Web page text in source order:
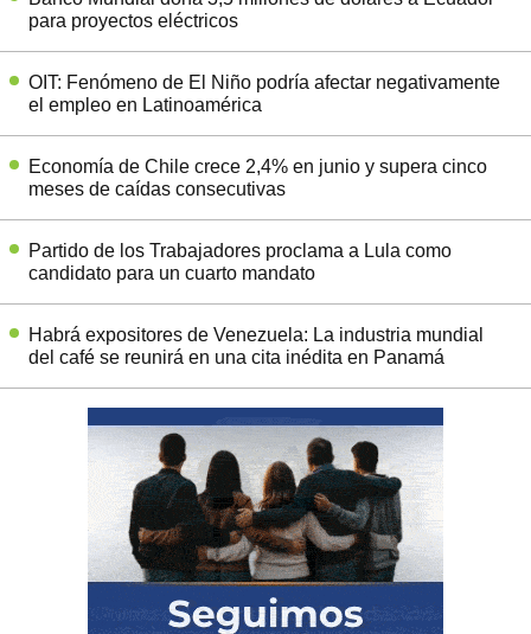
para proyectos eléctricos
OIT: Fenómeno de El Niño podría afectar negativamente
el empleo en Latinoamérica
Economía de Chile crece 2,4% en junio y supera cinco
meses de caídas consecutivas
Partido de los Trabajadores proclama a Lula como
candidato para un cuarto mandato
Habrá expositores de Venezuela: La industria mundial
del café se reunirá en una cita inédita en Panamá